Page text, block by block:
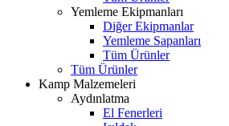
Yemleme Ekipmanları
Diğer Ekipmanlar
Yemleme Sapanları
Tüm Ürünler
Tüm Ürünler
Kamp Malzemeleri
Aydınlatma
El Fenerleri